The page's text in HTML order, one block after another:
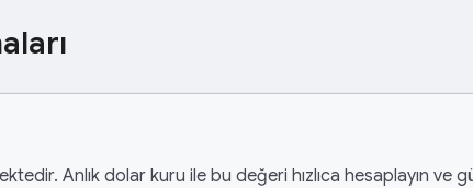
Anlık dolar kuru ile bu değeri hızlıca hesaplayın ve